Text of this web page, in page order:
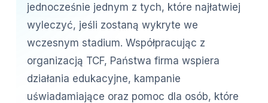
jednocześnie jednym z tych, które najłatwiej
wyleczyć, jeśli zostaną wykryte we
wczesnym stadium. Współpracując z
organizacją TCF, Państwa firma wspiera
działania edukacyjne, kampanie
uświadamiające oraz pomoc dla osób, które